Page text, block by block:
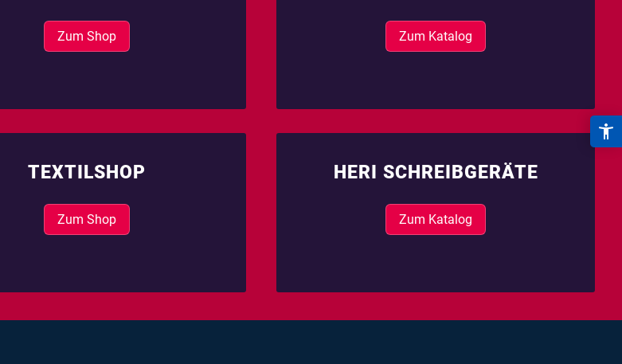
Zum Shop Zum Katalog
TEXTILSHOP
Zum Shop
HERI SCHREIBGERÄTE
Zum Katalog